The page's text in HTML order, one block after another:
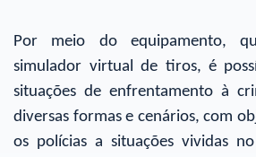
Por meio do equipamento,
simulador virtual de tiros, é
situações de enfrentamento à
diversas formas e cenários, com
os polícias a situações vividas